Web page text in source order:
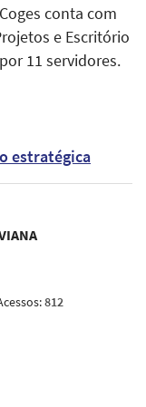
conta com
e Escritório
11 servidores.
estratégica
812